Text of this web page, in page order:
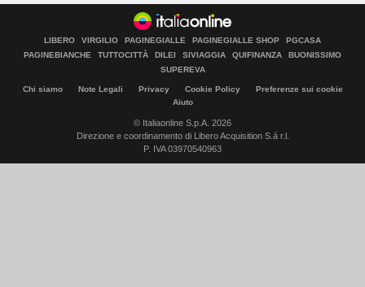
LIBERO VIRGILIO PAGINEGIALLE PAGINEGIALLE SHOP
PGCASA
PAGINEBIANCHE
TUTTOCITTÀ DILEI SIVIAGGIA QUIFINANZA
BUONISSIMO
SUPEREVA
Chi siamo Note Legali Privacy Cookie Policy
Preferenze sui cookie
Aiuto
© Italiaonline S.p.A. 2026
Direzione e coordinamento di Libero Acquisition S.á r.l.
P. IVA 03970540963